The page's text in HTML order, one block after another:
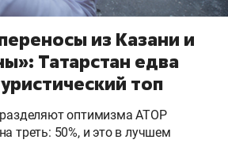
из Казани и
Татарстан едва
топ
оптимизма АТОР
треть: 50%, и это в лучшем